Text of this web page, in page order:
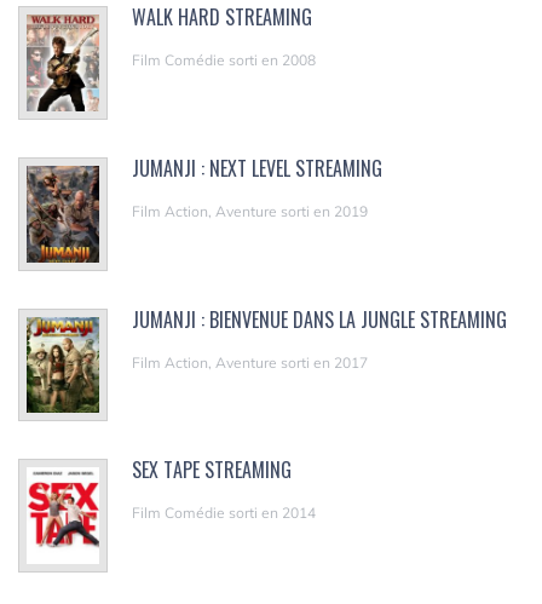
WALK HARD STREAMING
Film Comédie sorti en 2008
JUMANJI : NEXT LEVEL STREAMING
Film Action, Aventure sorti en 2019
JUMANJI : BIENVENUE DANS LA JUNGLE STREAMING
Film Action, Aventure sorti en 2017
SEX TAPE STREAMING
Film Comédie sorti en 2014